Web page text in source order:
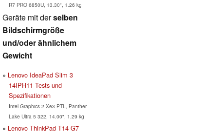
R7 PRO 6850U, 13.30", 1.26 kg
Geräte mit derselben
Bildschirmgröße
und/oder ähnlichem
Gewicht
Lenovo IdeaPad Slim 3
14IPH11 Tests und
Spezifikationen
Intel Graphics 2 Xe3 PTL, Panther
Lake Ultra 5 322, 14.00", 1.29 kg
Lenovo ThinkPad T14 G7